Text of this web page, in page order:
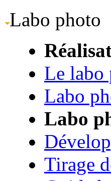
Labo photo
Le labo
Labo
Labo
Tirage